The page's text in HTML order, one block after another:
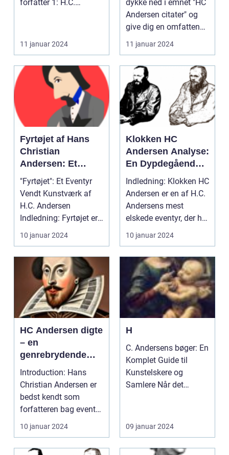
forfatter 1: H.C.
11 januar 2024
både danske og
internationale
læsere
dykke ned i emnet "HC
Andersen citater" og
give dig en omfattende
præsentatio...
11 januar 2024
Fyrtøjet af Hans
Christian
Andersen: Et
Ikonisk Eventyr for
kunstsamlere og
Kunstelskere
"Fyrtøjet": Et Eventyr
Vendt Kunstværk af
H.C. Andersen
Indledning: Fyrtøjet er
et af de mest ikoni...
10 januar 2024
Klokken HC
Andersen Analyse:
En Dypdegående
Udforskning af
Dette Tidløse Værk
Indledning: Klokken HC
Andersen er en af H.C.
Andersens mest
elskede eventyr, der har
fascineret gen...
10 januar 2024
HC Andersen digte
– en
genrebrydende
kunstform
Introduction: Hans
Christian Andersen er
bedst kendt som
forfatteren bag eventyr
som "Den lille Havf...
10 januar 2024
H
C. Andersens bøger: En
Komplet Guide til
Kunstelskere og
Samlere Når det
09 januar 2024